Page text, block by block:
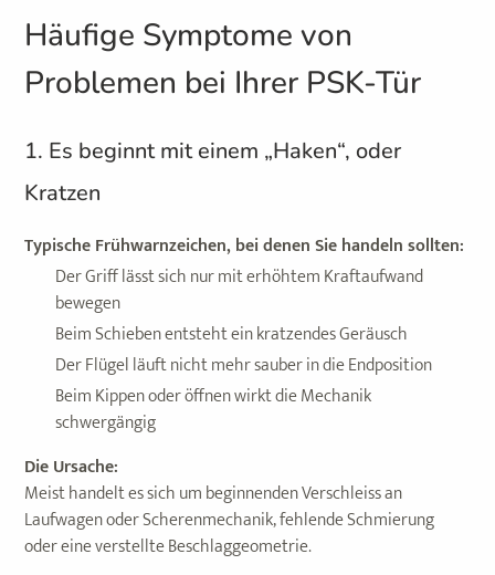
Häufige Symptome von
Problemen bei Ihrer PSK-Tür
1. Es beginnt mit einem „Haken“, oder
Kratzen
Typische Frühwarnzeichen, bei denen Sie handeln sollten:
Der Griff lässt sich nur mit erhöhtem Kraftaufwand
bewegen
Beim Schieben entsteht ein kratzendes Geräusch
Der Flügel läuft nicht mehr sauber in die Endposition
Beim Kippen oder öffnen wirkt die Mechanik
schwergängig
Die Ursache:
Meist handelt es sich um beginnenden Verschleiss an
Laufwagen oder Scherenmechanik, fehlende Schmierung
oder eine verstellte Beschlaggeometrie.